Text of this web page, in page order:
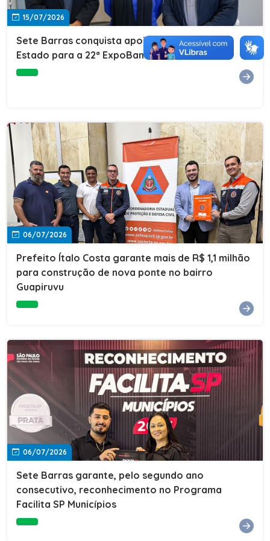
15/07/2026
Sete Barras conquista apoio do Governo do
Estado para a 22ª ExpoBanana
06/07/2026
Prefeito Ítalo Costa garante mais de R$ 1,1 milhão
para construção de nova ponte no bairro
Guapiruvu
06/07/2026
Sete Barras garante, pelo segundo ano
consecutivo, reconhecimento no Programa
Facilita SP Municípios